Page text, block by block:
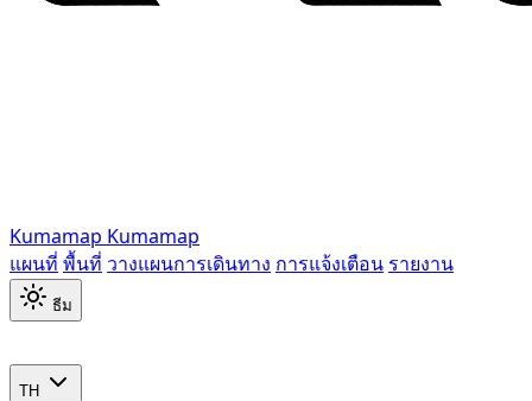
Kumamap Kumamap
แผนที่ พื้นที่ วางแผนการเดินทาง การแจ้งเตือน รายงาน
ธีม
TH